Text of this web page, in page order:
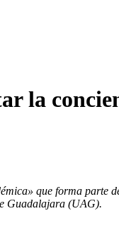
la
que forma
Guadalajara (UAG).